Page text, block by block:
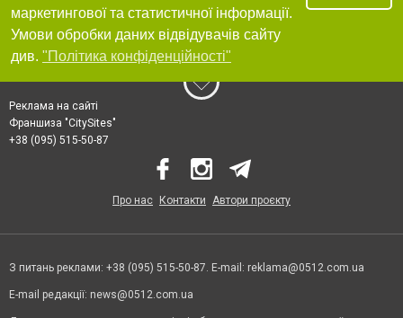
маркетингової та статистичної інформації.
Умови обробки даних відвідувачів сайту
див. "Політика конфіденційності"
Реклама на сайті
Франшиза "CitySites"
+38 (095) 515-50-87
Про нас Контакти Автори проєкту
З питань реклами: +38 (095) 515-50-87. E-mail: reklama@0512.com.ua
E-mail редакції: news@0512.com.ua